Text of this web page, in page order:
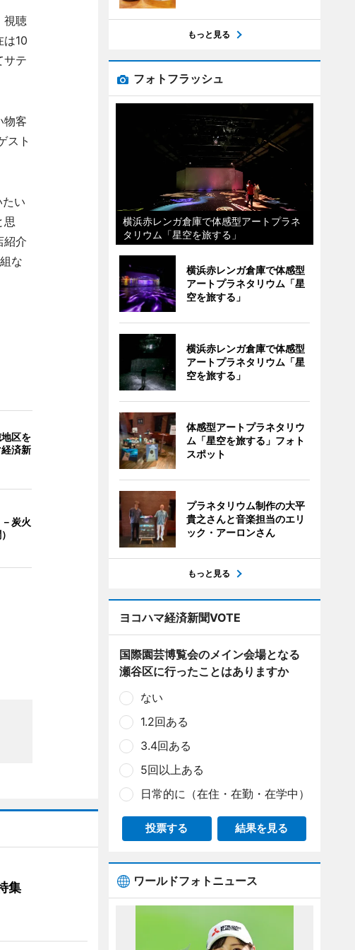
視聴
は10
サテ
物客
スト
い
思
紹介
な
区を
済新
炭火
集
もっと見る
フォトフラッシュ
横浜赤レンガ倉庫で体感型アートプラネ
タリウム「星空を旅する」
横浜赤レンガ倉庫で体感型
アートプラネタリウム「星
空を旅する」
横浜赤レンガ倉庫で体感型
アートプラネタリウム「星
空を旅する」
体感型アートプラネタリウ
ム「星空を旅する」フォト
スポット
プラネタリウム制作の大平
貴之さんと音楽担当のエリ
ック・アーロンさん
もっと見る
ヨコハマ経済新聞VOTE
国際園芸博覧会のメイン会場となる
瀬谷区に行ったことはありますか
ない
1.2回ある
3.4回ある
5回以上ある
日常的に（在住・在勤・在学中）
投票する 結果を見る
ワールドフォトニュース